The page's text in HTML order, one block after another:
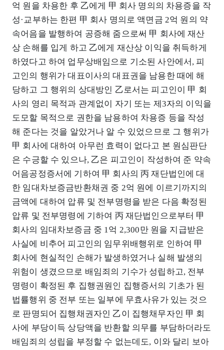
억 원을 차용한 후 乙에게 甲 회사 명의의 차용증을 작
성·교부하는 한편 甲 회사 명의로 액면금 2억 원의 약
속어음을 발행하여 공증해 줌으로써 甲 회사에 재산
상 손해를 입게 하고 乙에게 재산상 이익을 취득하게
하였다고 하여 업무상배임으로 기소된 사안에서, 피
고인의 행위가 대표이사의 대표권을 남용한 때에 해
당하고 그 행위의 상대방인 乙로서는 피고인이 甲 회
사의 영리 목적과 관계없이 자기 또는 제3자의 이익을
도모할 목적으로 권한을 남용하여 차용증 등을 작성
해 준다는 것을 알았거나 알 수 있었으므로 그 행위가
甲 회사에 대하여 아무런 효력이 없다고 본 원심판단
은 수긍할 수 있으나, 乙은 피고인이 작성하여 준 약속
어음공정증서에 기하여 甲 회사의 丙 재단법인에 대
한 임대차보증금반환채권 중 2억 원에 이르기까지의
금액에 대하여 압류 및 전부명령을 받은 다음 확정된
압류 및 전부명령에 기하여 丙 재단법인으로부터 甲
회사의 임대차보증금 중 1억 2,300만 원을 지급받은
사실에 비추어 피고인의 임무위배행위로 인하여 甲
회사에 현실적인 손해가 발생하였거나 실해 발생의
위험이 생겼으므로 배임죄의 기수가 성립하고, 전부
명령이 확정된 후 집행권원인 집행증서의 기초가 된
법률행위 중 전부 또는 일부에 무효사유가 있는 것으
로 판명되어 집행채권자인 乙이 집행채무자인 甲 회
사에 부당이득 상당액을 반환할 의무를 부담하더라도
배임죄의 성립을 부정할 수 없는데도, 이와 달리 보아